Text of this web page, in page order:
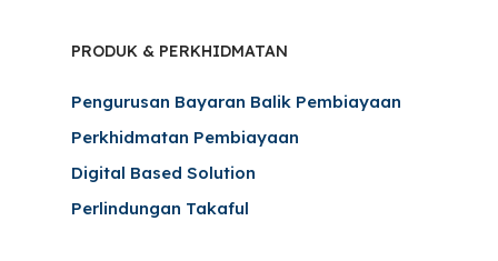
PRODUK & PERKHIDMATAN
Pengurusan Bayaran Balik Pembiayaan
Perkhidmatan Pembiayaan
Digital Based Solution
Perlindungan Takaful